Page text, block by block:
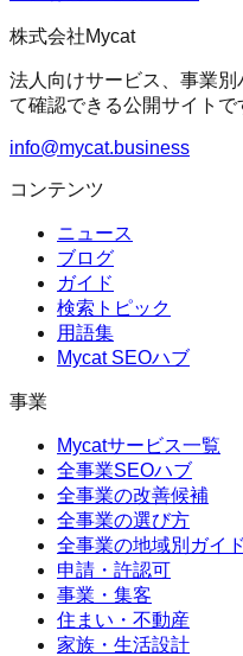
株式会社Mycat
法人向けサービス、事業
て確認できる公開サイトで
info@mycat.business
コンテンツ
ニュース
ブログ
ガイド
検索トピック
用語集
Mycat SEOハブ
事業
Mycatサービス一覧
全事業SEOハブ
全事業の改善候補
全事業の選び方
全事業の地域別ガイド
申請・許認可
事業・集客
住まい・不動産
家族・生活設計